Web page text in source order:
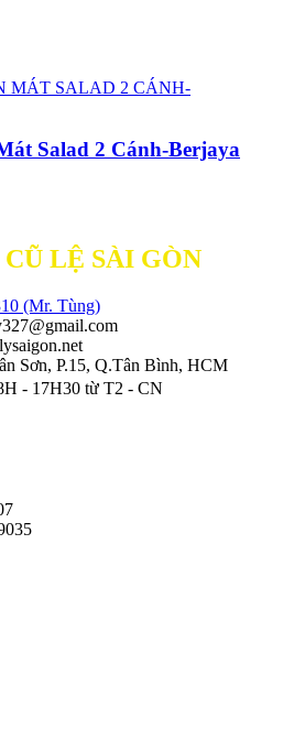
Salad 2 Cánh-Berjaya
LỆ SÀI GÒN
(Mr. Tùng)
Sơn, P.15, Q.Tân Bình, HCM
- 17H30 từ T2 - CN
035